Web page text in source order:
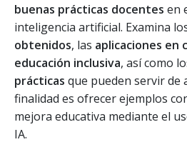
buenas prácticas docentes en
inteligencia artificial. Examina
obtenidos, las aplicaciones en
educación inclusiva, así como
prácticas que pueden servir de
finalidad es ofrecer ejemplos
mejora educativa mediante el
IA.